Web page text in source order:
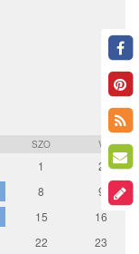
SZO V
1 2
8 9
15
16
22
23